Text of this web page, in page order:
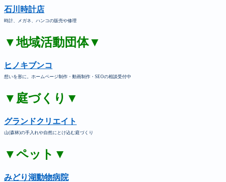
石川時計店
時計、メガネ、ハンコの販売や修理
▼地域活動団体▼
ヒノキブンコ
想いを形に。ホームページ制作・動画制作・SEOの相談受付中
▼庭づくり▼
グランドクリエイト
山(森林)の手入れや自然にとけ込む庭づくり
▼ペット▼
みどり湖動物病院